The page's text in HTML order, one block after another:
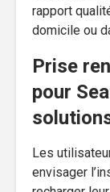
rapport
domicile ou
Prise
pour
Les
envisager